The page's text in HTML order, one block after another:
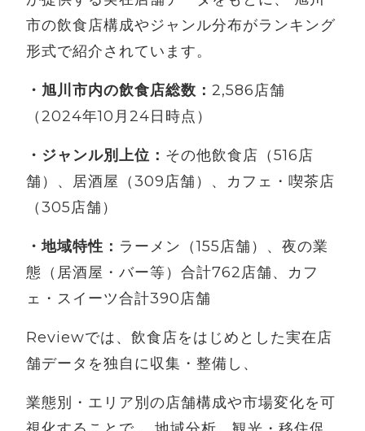
市の飲食店構成やジャンル分布がランキング
形式で紹介されています。
・旭川市内の飲食店総数： 2,586店舗
（2024年10月24日時点）
・ジャンル別上位： その他飲食店（516店
舗）、居酒屋（309店舗）、カフェ・喫茶店
（305店舗）
・地域特性： ラーメン（155店舗）、夜の業
態（居酒屋・バー等）合計762店舗、カフ
ェ・スイーツ合計390店舗
Reviewでは、飲食店をはじめとした実在店
舗データを独自に収集・整備し、
業態別・エリア別の店舗構成や市場変化を可